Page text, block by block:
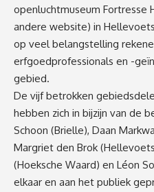
openluchtmuseum Fortresse
andere website) in
op veel belangstelling
erfgoedprofessionals en -
gebied.
De vijf betrokken
hebben zich in bijzijn van de
Schoon (Brielle), Daan
Margriet den Brok
(Hoeksche Waard) en Léon
elkaar en aan het publiek